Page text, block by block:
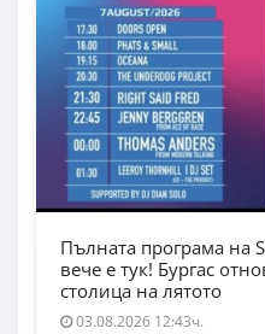
Пълната програма на
вече е тук! Бургас
столица на лятото
03.08.2026 12:43ч.